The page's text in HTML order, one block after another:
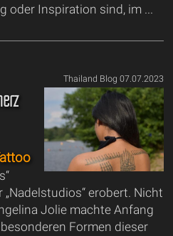
oder Inspiration sind, im ...
Thailand Blog 07.07.2023
erobert. Nicht
Jolie machte Anfang
Formen dieser